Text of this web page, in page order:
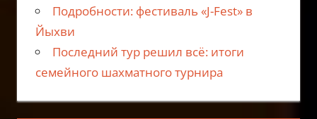
Подробности: фестиваль «J-Fest» в
Йыхви
Последний тур решил всё: итоги
семейного шахматного турнира